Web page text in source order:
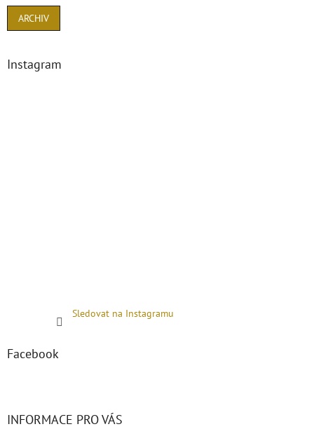
ARCHIV
Instagram
Sledovat na Instagramu
Facebook
INFORMACE PRO VÁS